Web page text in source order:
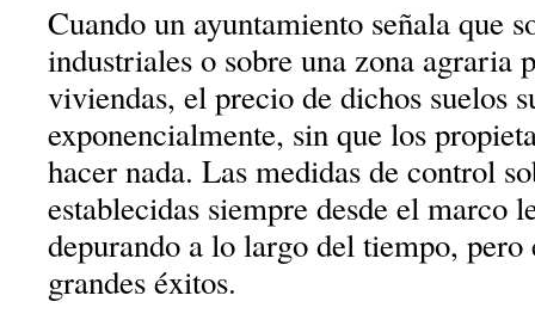
Cuando un ayuntamiento señala que
industriales o sobre una zona agraria
viviendas, el precio de dichos suelos
exponencialmente, sin que los
hacer nada. Las medidas de control
establecidas siempre desde el marco
depurando a lo largo del tiempo, pero
grandes éxitos.